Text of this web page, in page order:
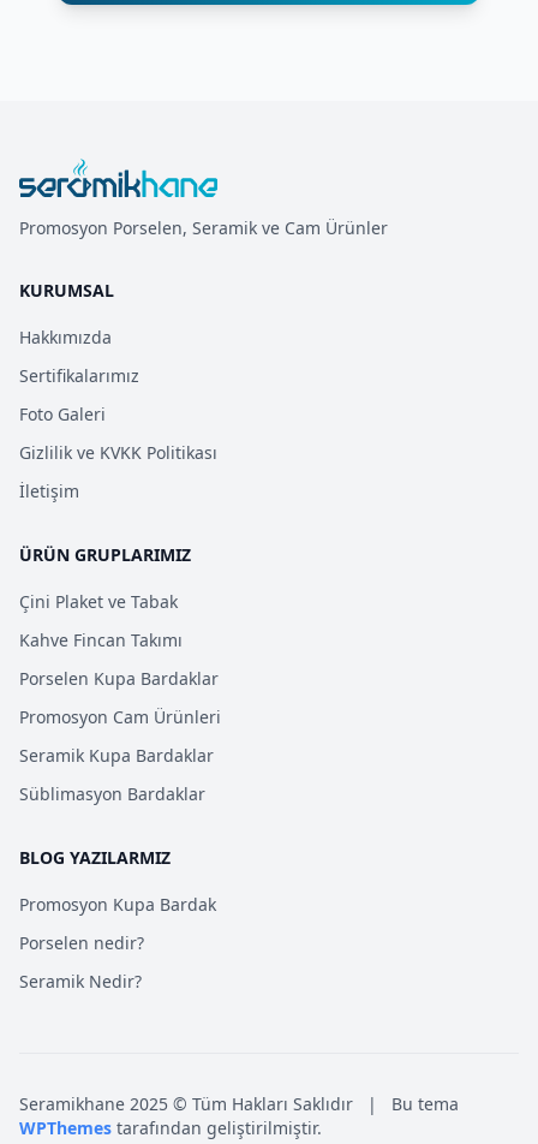
Promosyon Porselen, Seramik ve Cam Ürünler
KURUMSAL
Hakkımızda
Sertifikalarımız
Foto Galeri
Gizlilik ve KVKK Politikası
İletişim
ÜRÜN GRUPLARIMIZ
Çini Plaket ve Tabak
Kahve Fincan Takımı
Porselen Kupa Bardaklar
Promosyon Cam Ürünleri
Seramik Kupa Bardaklar
Süblimasyon Bardaklar
BLOG YAZILARMIZ
Promosyon Kupa Bardak
Porselen nedir?
Seramik Nedir?
Seramikhane 2025 © Tüm Hakları Saklıdır |
Bu tema
WPThemes tarafından geliştirilmiştir.